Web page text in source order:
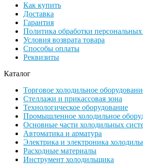
Как купить
Доставка
Гарантия
Политика обработки
Условия возврата товара
Способы оплаты
Реквизиты
Каталог
Торговое холодильное
Стеллажи и прикассовая зона
Технологическое оборудование
Промышленное холодильное
Основные части холодильных
Автоматика и арматура
Электрика и электроника
Расходные материалы
Инструмент холодильщика